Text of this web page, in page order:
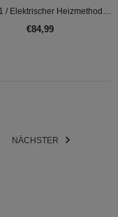
CR-0331 / Elektrischer Heizmethode Reiskocher
€84,99
NÄCHSTER